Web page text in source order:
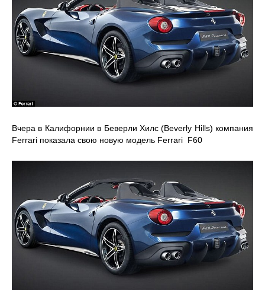
Вчера в Калифорнии в Беверли Хилс (Beverly Hills) компания
Ferrari показала свою новую модель Ferrari F60